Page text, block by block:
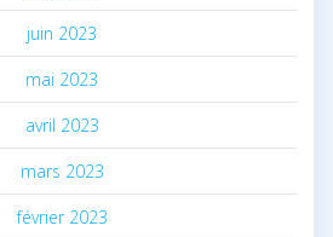
juin 2023
mai 2023
avril 2023
mars 2023
février 2023